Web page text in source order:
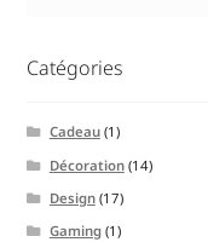
Catégories
Cadeau(1)
Décoration(14)
Design(17)
Gaming(1)